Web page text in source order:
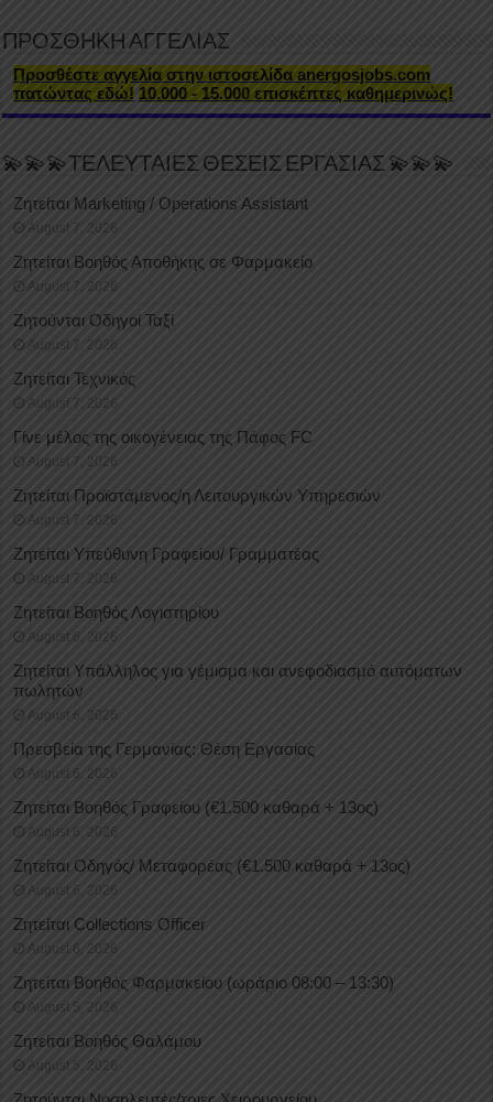
ΠΡΟΣΘΗΚΗ ΑΓΓΕΛΙΑΣ
Προσθέστε αγγελία στην ιστοσελίδα anergosjobs.com
πατώντας εδώ! 10.000 - 15.000 επισκέπτες καθημερινώς!
💫💫💫ΤΕΛΕΥΤΑΙΕΣ ΘΕΣΕΙΣ ΕΡΓΑΣΙΑΣ 💫💫💫
Ζητείται Marketing / Operations Assistant
August 7, 2026
Ζητείται Βοηθός Αποθήκης σε Φαρμακείο
August 7, 2026
Ζητούνται Οδηγοί Ταξί
August 7, 2026
Ζητείται Τεχνικός
August 7, 2026
Γίνε μέλος της οικογένειας της Πάφος FC
August 7, 2026
Ζητείται Προϊστάμενος/η Λειτουργικών Υπηρεσιών
August 7, 2026
Ζητείται Υπεύθυνη Γραφείου/ Γραμματέας
August 7, 2026
Ζητείται Βοηθός Λογιστηρίου
August 6, 2026
Ζητείται Υπάλληλος για γέμισμα και ανεφοδιασμό αυτόματων
πωλητών
August 6, 2026
Πρεσβεία της Γερμανίας: Θέση Εργασίας
August 6, 2026
Ζητείται Βοηθός Γραφείου (€1.500 καθαρά + 13ος)
August 6, 2026
Ζητείται Οδηγός/ Μεταφορέας (€1.500 καθαρά + 13ος)
August 6, 2026
Ζητείται Collections Officer
August 6, 2026
Ζητείται Βοηθός Φαρμακείου (ωράριο 08:00 – 13:30)
August 5, 2026
Ζητείται Βοηθός Θαλάμου
August 5, 2026